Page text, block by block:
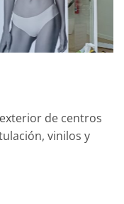
de centros
vinilos y